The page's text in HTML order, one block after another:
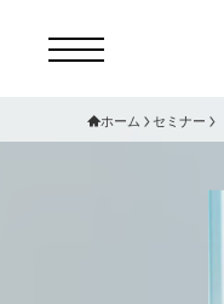
ホーム セミナー